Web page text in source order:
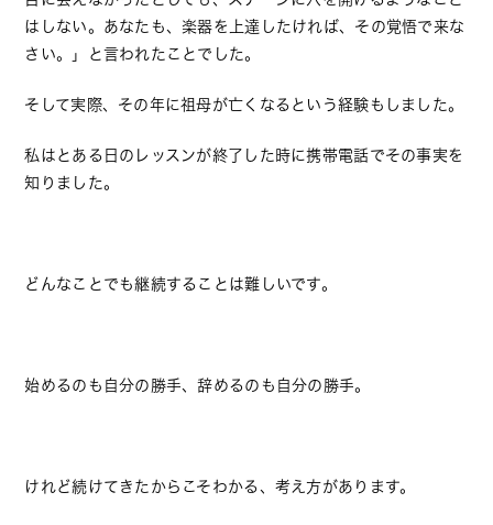
はしない。あなたも、楽器を上達したければ、その覚悟で来な
さい。」と言われたことでした。
そして実際、その年に祖母が亡くなるという経験もしました。
私はとある日のレッスンが終了した時に携帯電話でその事実を
知りました。
どんなことでも継続することは難しいです。
始めるのも自分の勝手、辞めるのも自分の勝手。
けれど続けてきたからこそわかる、考え方があります。